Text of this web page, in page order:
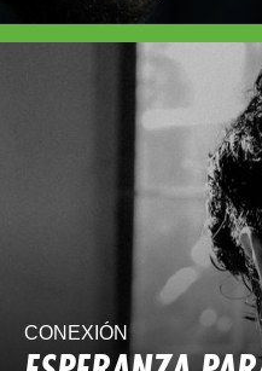
CONEXIÓN